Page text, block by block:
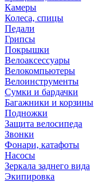
Камеры
Колеса, спицы
Педали
Грипсы
Покрышки
Велоаксессуары
Велокомпьютеры
Велоинструменты
Сумки и бардачки
Багажники и корзины
Подножки
Защита велосипеда
Звонки
Фонари, катафоты
Насосы
Зеркала заднего вида
Экипировка